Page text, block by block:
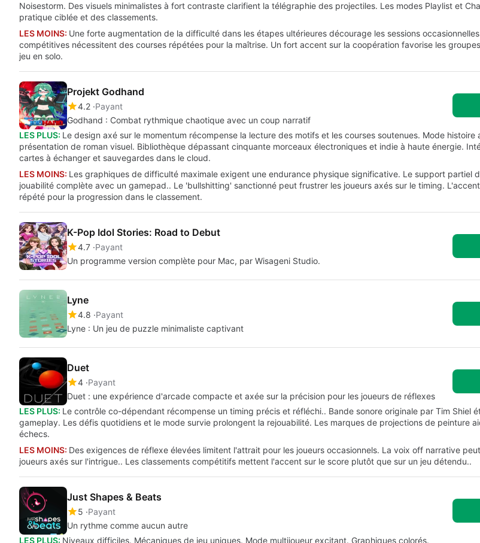
Noisestorm. Des visuels minimalistes à fort contraste clarifient la télégraphie des projectiles. Les modes Playlist et
pratique ciblée et des classements.
LES MOINS: Une forte augmentation de la difficulté dans les étapes ultérieures décourage les sessions
compétitives nécessitent des courses répétées pour la maîtrise. Un fort accent sur la coopération favorise les
jeu en solo.
Projekt Godhand
4.2 Payant
Godhand : Combat rythmique chaotique avec un coup narratif
LES PLUS: Le design axé sur le momentum récompense la lecture des motifs et les courses soutenues. Mode histoire
présentation de roman visuel. Bibliothèque dépassant cinquante morceaux électroniques et indie à haute énergie.
cartes à échanger et sauvegardes dans le cloud.
LES MOINS: Les graphiques de difficulté maximale exigent une endurance physique significative. Le support partiel
jouabilité complète avec un gamepad.. Le 'bullshitting' sanctionné peut frustrer les joueurs axés sur le timing.
répété pour la progression dans le classement.
K-Pop Idol Stories: Road to Debut
4.7 Payant
Un programme version complète pour Mac, par Wisageni Studio.
Lyne
4.8 Payant
Lyne : Un jeu de puzzle minimaliste captivant
Duet
4 Payant
Duet : une expérience d'arcade compacte et axée sur la précision pour les joueurs de réflexes
LES PLUS: Le contrôle co-dépendant récompense un timing précis et réfléchi.. Bande sonore originale par Tim Shiel
gameplay. Les défis quotidiens et le mode survie prolongent la rejouabilité. Les marques de projections de peinture
échecs.
LES MOINS: Des exigences de réflexe élevées limitent l'attrait pour les joueurs occasionnels. La voix off narrative
joueurs axés sur l'intrigue.. Les classements compétitifs mettent l'accent sur le score plutôt que sur un jeu détendu..
Just Shapes & Beats
5 Payant
Un rythme comme aucun autre
LES PLUS: Niveaux difficiles. Mécaniques de jeu uniques. Mode multijoueur excitant. Graphiques colorés.